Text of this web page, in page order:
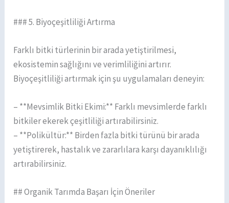
### 5. Biyoçeşitliliği Artırma
Farklı bitki türlerinin bir arada yetiştirilmesi,
ekosistemin sağlığını ve verimliliğini artırır.
Biyoçeşitliliği artırmak için şu uygulamaları deneyin:
– **Mevsimlik Bitki Ekimi:** Farklı mevsimlerde farklı
bitkiler ekerek çeşitliliği artırabilirsiniz.
– **Polikültür:** Birden fazla bitki türünü bir arada
yetiştirerek, hastalık ve zararlılara karşı dayanıklılığı
artırabilirsiniz.
## Organik Tarımda Başarı İçin Öneriler